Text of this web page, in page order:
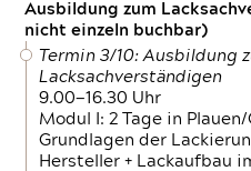
Ausbildung zum
nicht einzeln buchbar)
Termin 3/10: Ausbildung
Lacksachverständigen
9.00—16.30 Uhr
Modul I: 2 Tage in
Grundlagen der
Hersteller + Lackaufbau